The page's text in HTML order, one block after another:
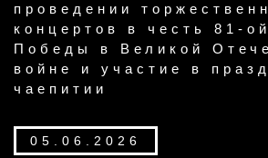
проведении
концертов в честь 81-
Победы в Великой
войне и участие в
чаепитии
05.06.2026